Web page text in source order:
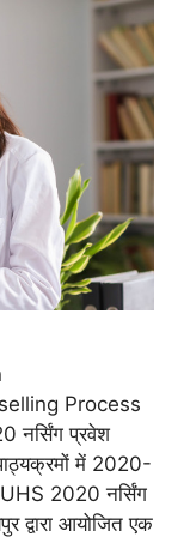
Process
नर्सिंग प्रवेश
पाठ्यक्रमों में 2020-
2020 नर्सिंग
द्वारा आयोजित एक